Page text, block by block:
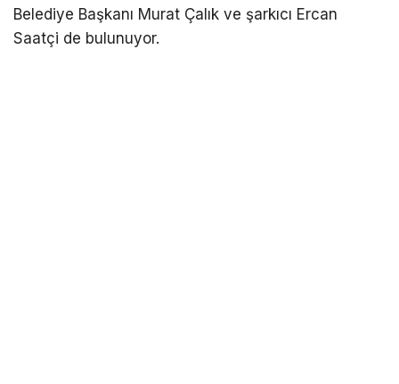
Belediye Başkanı Murat Çalık ve şarkıcı Ercan
Saatçi de bulunuyor.